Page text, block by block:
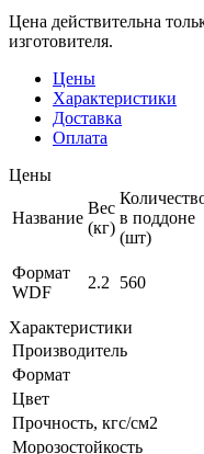
Цена действительна
изготовителя.
Цены
Характеристики
Доставка
Оплата
Цены
Название
Вес
(кг)
в поддоне
(шт)
Формат
WDF
2.2 560
Характеристики
Производитель
Формат
Цвет
Прочность, кгс/см2
Морозостойкость